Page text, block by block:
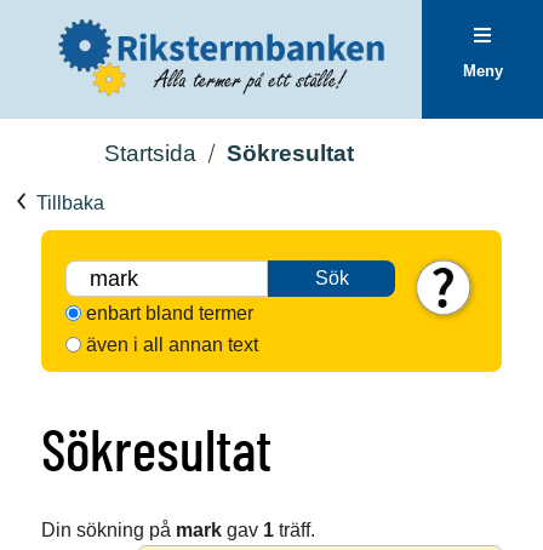
Meny
Startsida Sökresultat
Tillbaka
Sök
enbart bland termer
även i all annan text
Sökresultat
Din sökning på markgav 1träff.